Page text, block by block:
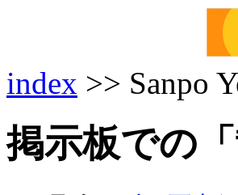
index >> Sanpo
掲示板での